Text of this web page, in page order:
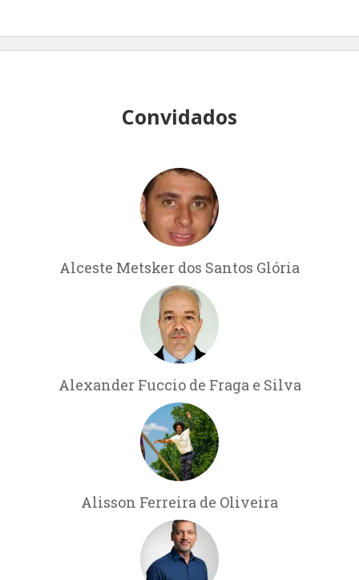
Convidados
Alceste Metsker dos Santos Glória
Alexander Fuccio de Fraga e Silva
Alisson Ferreira de Oliveira